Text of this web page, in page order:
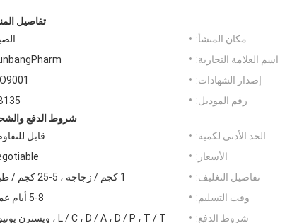
تفاصيل
مكان المنشأ:
اسم العلامة التجارية:
إصدار الشهادات:
رقم الموديل:
شروط الدفع
الحد الأدنى لكمية:
قابل
الأسعار:
تفاصيل التغليف:
1 كجم / زجاجة ، 5-25 كجم / طبل
وقت التسليم:
5-8 أيام عمل
شروط الدفع:
L / C ، D / A ، D / P ، T / T ، ويسترن يونيون